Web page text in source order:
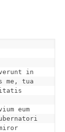
in
me, tua
eum